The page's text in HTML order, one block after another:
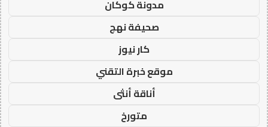
مدونة كوكان
صحيفة نهج
كار نيوز
موقع خبرة التقني
أناقة أنثى
متورخ